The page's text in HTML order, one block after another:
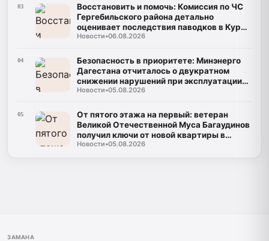
03
Восстановить и помочь: Комиссия по ЧС
Гергебильского района детально
оценивает последствия паводков в Курми
и Хвартикуни
Новости•06.08.2026
04
Безопасность в приоритете: Минэнерго
Дагестана отчиталось о двукратном
снижении нарушений при эксплуатации
газа
Новости•05.08.2026
05
От пятого этажа на первый: ветеран
Великой Отечественной Муса Багаудинов
получил ключи от новой квартиры в
Каспийске
Новости•05.08.2026
ЗАМАНА